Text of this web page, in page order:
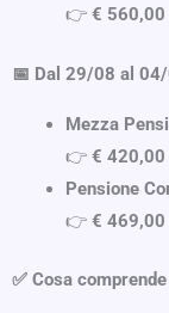
👉 € 560,00
📅 Dal 29/08 al
Mezza
👉 € 420,00
Pensione
👉 € 469,00
✅ Cosa